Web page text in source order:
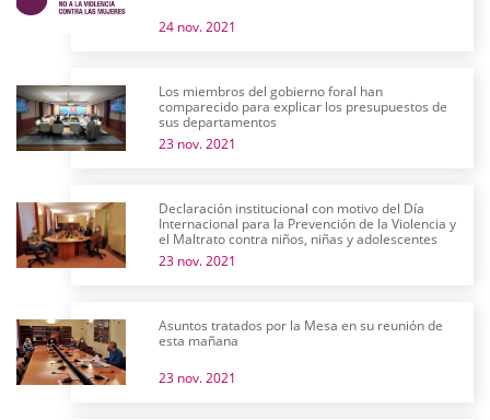
24 nov. 2021
Los miembros del gobierno foral han
comparecido para explicar los presupuestos de
sus departamentos
23 nov. 2021
Declaración institucional con motivo del Día
Internacional para la Prevención de la Violencia y
el Maltrato contra niños, niñas y adolescentes
23 nov. 2021
Asuntos tratados por la Mesa en su reunión de
esta mañana
23 nov. 2021